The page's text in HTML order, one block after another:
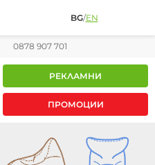
BG/EN
0878 907 701
РЕКЛАМНИ
ПРОМОЦИИ